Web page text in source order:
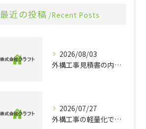
最近の投稿 Recent Posts
2026/08/03
外構工事見積書の内訳や相場感を整理し賢く比較する実践ガイド
2026/07/27
外構工事の軽量化で千葉県旭市香取市の理想的な住まいとコスト削減を実現するポイント